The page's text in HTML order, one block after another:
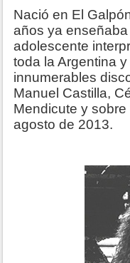
Nació en El
años ya
adolescente
toda la Argentina
innumerables
Manuel Castilla,
Mendicute y
agosto de 2013.